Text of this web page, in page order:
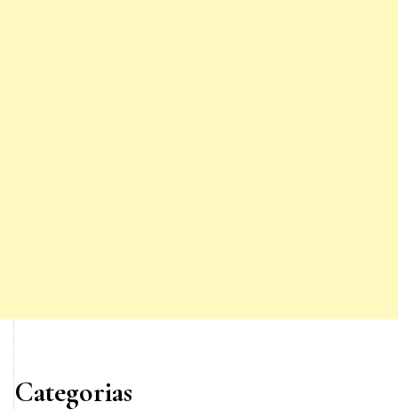
Categorias